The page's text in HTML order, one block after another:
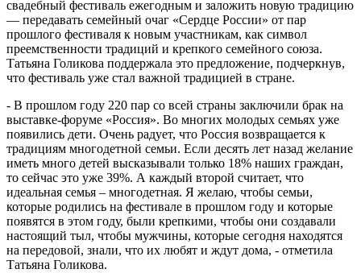
свадебный фестиваль ежегодным и заложить новую традицию
— передавать семейный очаг «Сердце России» от пар
прошлого фестиваля к новым участникам, как символ
преемственности традиций и крепкого семейного союза.
Татьяна Голикова поддержала это предложение, подчеркнув,
что фестиваль уже стал важной традицией в стране.
- В прошлом году 220 пар со всей страны заключили брак на
выставке-форуме «Россия». Во многих молодых семьях уже
появились дети. Очень радует, что Россия возвращается к
традициям многодетной семьи. Если десять лет назад желание
иметь много детей высказывали только 18% наших граждан,
то сейчас это уже 39%. А каждый второй считает, что
идеальная семья – многодетная. Я желаю, чтобы семьи,
которые родились на фестивале в прошлом году и которые
появятся в этом году, были крепкими, чтобы они создавали
настоящий тыл, чтобы мужчины, которые сегодня находятся
на передовой, знали, что их любят и ждут дома, - отметила
Татьяна Голикова.